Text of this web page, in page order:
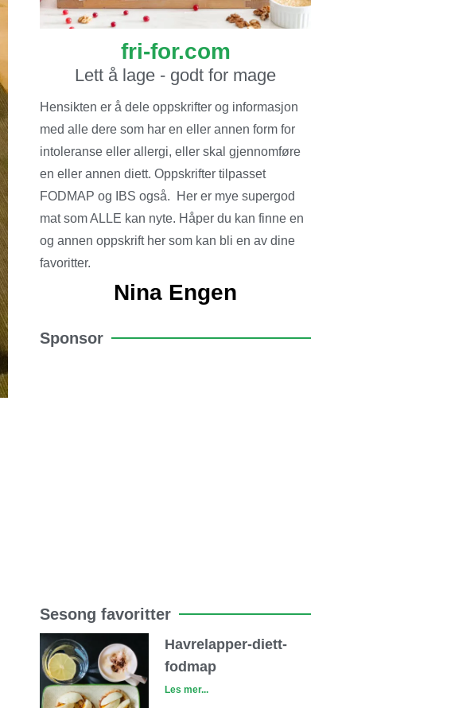
fri-for.com
Lett å lage - godt for mage
Hensikten er å dele oppskrifter og informasjon
med alle dere som har en eller annen form for
intoleranse eller allergi, eller skal gjennomføre
en eller annen diett. Oppskrifter tilpasset
FODMAP og IBS også. Her er mye supergod
mat som ALLE kan nyte. Håper du kan finne en
og annen oppskrift her som kan bli en av dine
favoritter.
Nina Engen
Sponsor
Sesong favoritter
Havrelapper-diett-
fodmap
Les mer...